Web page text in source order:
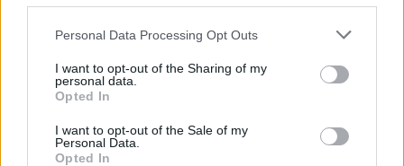
Personal Data Processing Opt Outs
I want to opt-out of the Sharing of my
personal data.
Opted In
I want to opt-out of the Sale of my
Personal Data.
Opted In